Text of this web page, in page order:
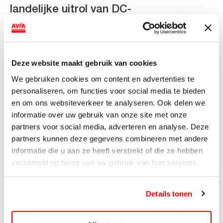
Deze website maakt gebruik van cookies
We gebruiken cookies om content en advertenties te
personaliseren, om functies voor social media te bieden
en om ons websiteverkeer te analyseren. Ook delen we
informatie over uw gebruik van onze site met onze
partners voor social media, adverteren en analyse. Deze
partners kunnen deze gegevens combineren met andere
informatie die u aan ze heeft verstrekt of die ze hebben
verzameld op basis van uw gebruik van hun services.
Details tonen
landelijke uitrol van DC-
snellaadinfrastructuur
AVIA VOLT en Fletcher Hotels starten landelijke uitrol